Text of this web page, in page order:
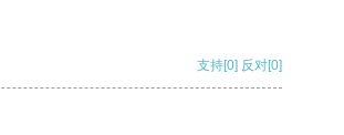
支持[0] 反对[0]